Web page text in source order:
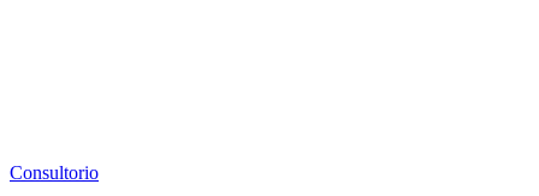
Consultorio